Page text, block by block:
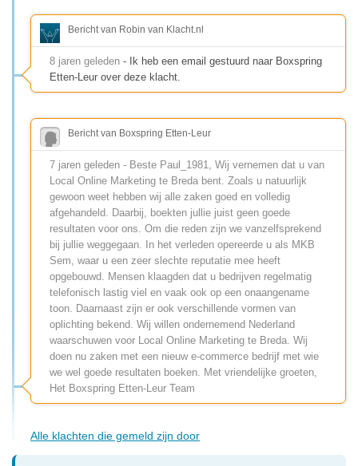
Bericht van Robin van Klacht.nl
8 jaren geleden - Ik heb een email gestuurd naar Boxspring
Etten-Leur over deze klacht.
Bericht van Boxspring Etten-Leur
7 jaren geleden - Beste Paul_1981, Wij vernemen dat u van
Local Online Marketing te Breda bent. Zoals u natuurlijk
gewoon weet hebben wij alle zaken goed en volledig
afgehandeld. Daarbij, boekten jullie juist geen goede
resultaten voor ons. Om die reden zijn we vanzelfsprekend
bij jullie weggegaan. In het verleden opereerde u als MKB
Sem, waar u een zeer slechte reputatie mee heeft
opgebouwd. Mensen klaagden dat u bedrijven regelmatig
telefonisch lastig viel en vaak ook op een onaangename
toon. Daarnaast zijn er ook verschillende vormen van
oplichting bekend. Wij willen ondernemend Nederland
waarschuwen voor Local Online Marketing te Breda. Wij
doen nu zaken met een nieuw e-commerce bedrijf met wie
we wel goede resultaten boeken. Met vriendelijke groeten,
Het Boxspring Etten-Leur Team
Alle klachten die gemeld zijn door